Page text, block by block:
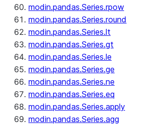
modin.pandas.Series.rpow
modin.pandas.Series.round
modin.pandas.Series.lt
modin.pandas.Series.gt
modin.pandas.Series.le
modin.pandas.Series.ge
modin.pandas.Series.ne
modin.pandas.Series.eq
modin.pandas.Series.apply
modin.pandas.Series.agg